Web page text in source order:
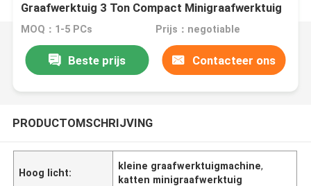
Graafwerktuig 3 Ton Compact Minigraafwerktuig
MOQ：1-5 PCs Prijs：negotiable
Beste prijs Contacteer ons
PRODUCTOMSCHRIJVING
Hoog licht:
kleine graafwerktuigmachine,
katten minigraafwerktuig